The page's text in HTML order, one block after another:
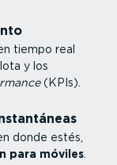
tiempo real
y los
(KPIs).
donde estés,
para móviles